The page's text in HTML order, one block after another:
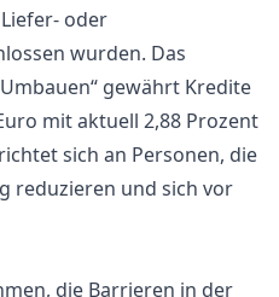
oder
wurden. Das
gewährt Kredite
mit aktuell 2,88 Prozent
sich an Personen, die
reduzieren und sich vor
die Barrieren in der